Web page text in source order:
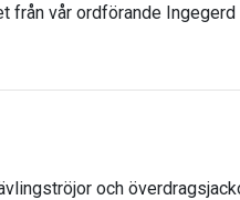
från vår ordförande
och